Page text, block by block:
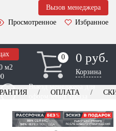
Вызов менеджера
Просмотренное
Избранное
м2
0
0 0 руб.
Корзина
Выезд менеджера для
оформления заказа
ОПЛАТА